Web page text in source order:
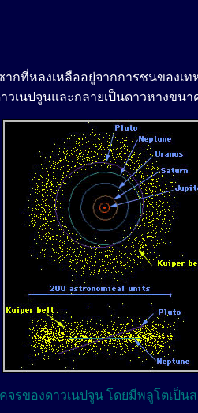
กที่หลงเหลืออยู่จากการชนของ
เนปจูนและกลายเป็นดาวหางขน
จรของดาวเนปจูน โดยมีพลูโตเป็